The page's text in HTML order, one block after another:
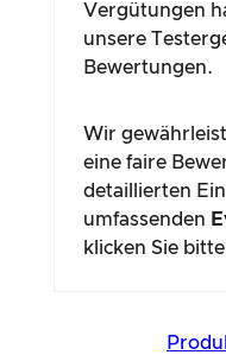
Vergütungen
unsere
Bewertungen.
Wir
eine faire
detaillierten
umfassenden
klicken Sie bitte